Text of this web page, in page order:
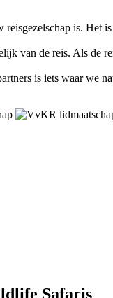
is. Het
van de reis. Als de
is iets waar we
Safaris